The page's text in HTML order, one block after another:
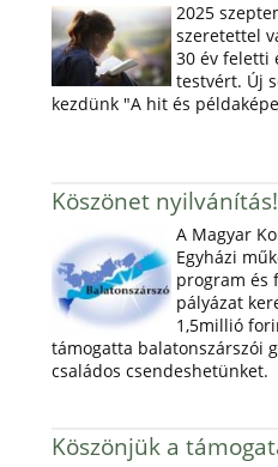
2025
szeretettel
30 év feletti
testvért. Új
kezdünk "A hit és
Köszönet nyilvánítás!
A Magyar
Egyházi
program és
pályázat
1,5millió
támogatta balatonszárszói
családos csendeshetünket.
Köszönjük a